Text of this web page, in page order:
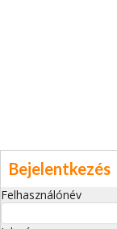
Bejelentkezés
Felhasználónév